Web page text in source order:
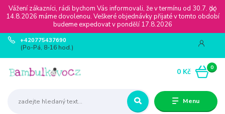
Vážení zákazníci, rádi bychom Vás informovali, že v termínu od 30.7. do
14.8.2026 máme dovolenou. Veškeré objednávky přijaté v tomto období
budeme expedovat v pondělí 17.8.2026
Menu
+420775437690
(Po-Pá, 8-16 hod.)
0
0 Kč